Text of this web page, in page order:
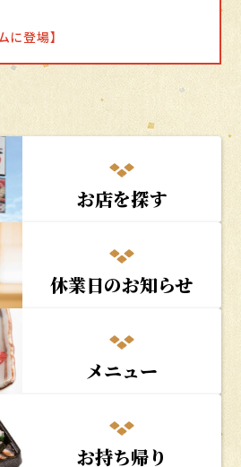
に登場】
お店を探す
休業日のお知らせ
メニュー
お持ち帰り